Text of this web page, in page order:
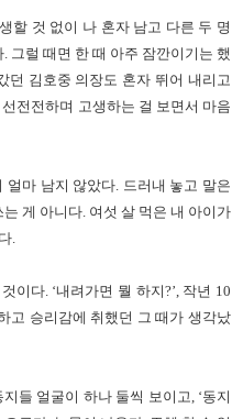
할 것 없이 나 혼자 남고 다른 두 명
그럴 때면 한 때 아주 잠깐이기는 했
던 김호중 의장도 혼자 뛰어 내리고
전전하며 고생하는 걸 보면서 마음
마 남지 않았다. 드러내 놓고 말은
게 아니다. 여섯 살 먹은 내 아이가
.
이다. ‘내려가면 뭘 하지?’, 작년 10
고 승리감에 취했던 그 때가 생각났
들 얼굴이 하나 둘씩 보이고, ‘동지